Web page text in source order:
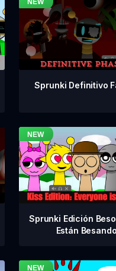
Sprunki Definitivo
Sprunki Edición
Están Besando